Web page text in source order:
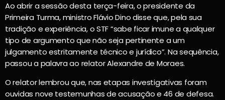
Ao abrir a sessão desta terça-feira, o presidente da
Primeira Turma, ministro Flávio Dino disse que, pela sua
tradição e experiência, o STF “sabe ficar imune a qualquer
tipo de argumento que não seja pertinente a um
julgamento estritamente técnico e jurídico”. Na sequência,
passou a palavra ao relator Alexandre de Moraes.
O relator lembrou que, nas etapas investigativas foram
ouvidas nove testemunhas de acusação e 46 de defesa.